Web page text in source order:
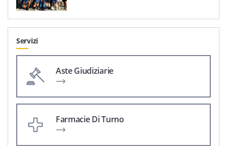
Servizi
Aste Giudiziarie
Farmacie Di Turno